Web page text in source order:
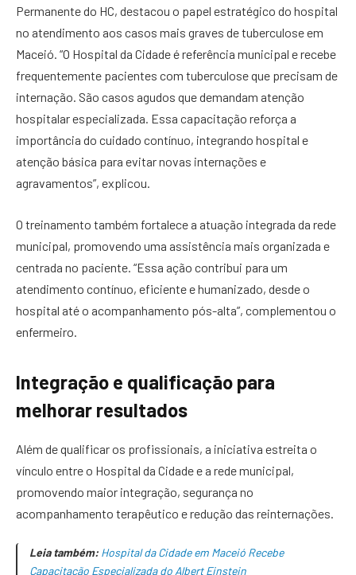
Permanente do HC, destacou o papel estratégico do hospital
no atendimento aos casos mais graves de tuberculose em
Maceió. “O Hospital da Cidade é referência municipal e recebe
frequentemente pacientes com tuberculose que precisam de
internação. São casos agudos que demandam atenção
hospitalar especializada. Essa capacitação reforça a
importância do cuidado contínuo, integrando hospital e
atenção básica para evitar novas internações e
agravamentos”, explicou.
O treinamento também fortalece a atuação integrada da rede
municipal, promovendo uma assistência mais organizada e
centrada no paciente. “Essa ação contribui para um
atendimento contínuo, eficiente e humanizado, desde o
hospital até o acompanhamento pós-alta”, complementou o
enfermeiro.
Integração e qualificação para
melhorar resultados
Além de qualificar os profissionais, a iniciativa estreita o
vínculo entre o Hospital da Cidade e a rede municipal,
promovendo maior integração, segurança no
acompanhamento terapêutico e redução das reinternações.
Leia também: Hospital da Cidade em Maceió Recebe
Capacitação Especializada do Albert Einstein